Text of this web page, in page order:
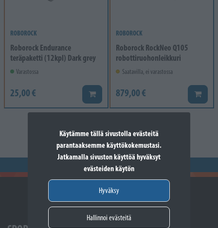
Käytämme tällä sivustolla evästeitä
parantaaksemme käyttökokemustasi.
Jatkamalla sivuston käyttöä hyväksyt
evästeiden käytön
Hyväksy
Hallinnoi evästeitä
ROBOROCK
Roborock Endurance
teräpaketti (12kpl) Dark grey
Varastossa
25,00 € Lisää koriin
ROBOROCK
Roborock RockNeo Q105
robottiruohonleikkuri
Saatavilla, ei varastossa
879,00 € Lisää